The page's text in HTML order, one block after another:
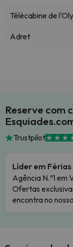
Télécabine de
Adret
Reserve com
Trustpilot
Líder em
Agência N.º1 em
Ofertas
encontra no